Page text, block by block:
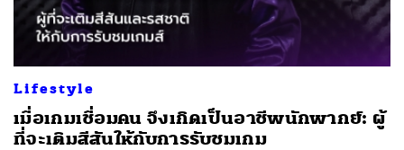
Lifestyle
เมื่อเกมเชื่อมคน จึงเกิดเป็นอาชีพนักพากย์: ผู้
ที่จะเติมสีสันให้กับการรับชมเกม